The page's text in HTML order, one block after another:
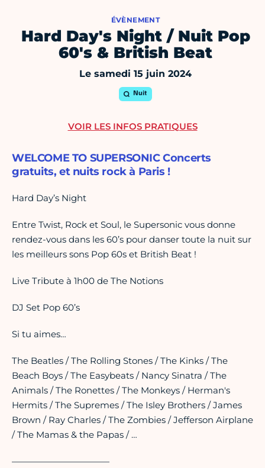
ÉVÈNEMENT
Hard Day's Night / Nuit Pop
60's & British Beat
Le samedi 15 juin 2024
Nuit
WELCOME TO SUPERSONIC Concerts
gratuits, et nuits rock à Paris !
Hard Day’s Night
Entre Twist, Rock et Soul, le Supersonic vous donne
rendez-vous dans les 60’s pour danser toute la nuit sur
les meilleurs sons Pop 60s et British Beat !
Live Tribute à 1h00 de The Notions
DJ Set Pop 60’s
Si tu aimes…
The Beatles / The Rolling Stones / The Kinks / The
Beach Boys / The Easybeats / Nancy Sinatra / The
Animals / The Ronettes / The Monkeys / Herman's
Hermits / The Supremes / The Isley Brothers / James
Brown / Ray Charles / The Zombies / Jefferson Airplane
/ The Mamas & the Papas / …
———————————
VOIR LES INFOS PRATIQUES